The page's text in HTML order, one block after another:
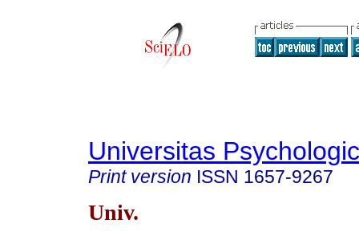
Universitas
Print version ISSN 1657-9267
Univ.